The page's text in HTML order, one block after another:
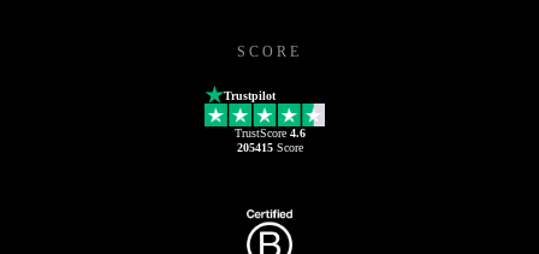
SCORE
Trustpilot
TrustScore 4.6
205415Score